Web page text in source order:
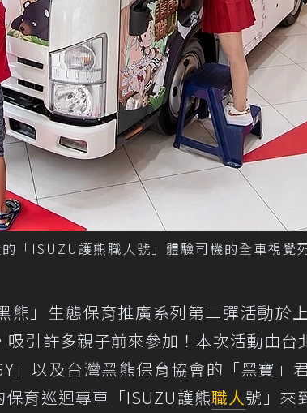
「ISUZU護熊職人號」體驗司機的全車視覺
熊」生態保育推廣系列第二彈活動於
吸引許多親子前來參加！本次活動由台
」以及台灣黑熊保育協會的「黑寶」
保育巡迴專車「ISUZU護熊職人號」來